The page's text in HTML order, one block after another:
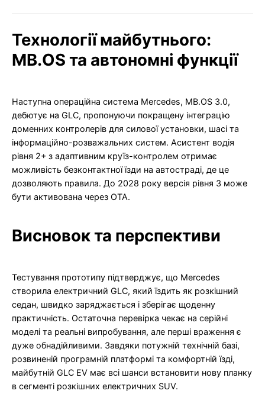
Технології майбутнього:
MB.OS та автономні функції
Наступна операційна система Mercedes, MB.OS 3.0,
дебютує на GLC, пропонуючи покращену інтеграцію
доменних контролерів для силової установки, шасі та
інформаційно-розважальних систем. Асистент водія
рівня 2+ з адаптивним круїз-контролем отримає
можливість безконтактної їзди на автостраді, де це
дозволяють правила. До 2028 року версія рівня 3 може
бути активована через OTA.
Висновок та перспективи
Тестування прототипу підтверджує, що Mercedes
створила електричний GLC, який їздить як розкішний
седан, швидко заряджається і зберігає щоденну
практичність. Остаточна перевірка чекає на серійні
моделі та реальні випробування, але перші враження є
дуже обнадійливими. Завдяки потужній технічній базі,
розвиненій програмній платформі та комфортній їзді,
майбутній GLC EV має всі шанси встановити нову планку
в сегменті розкішних електричних SUV.